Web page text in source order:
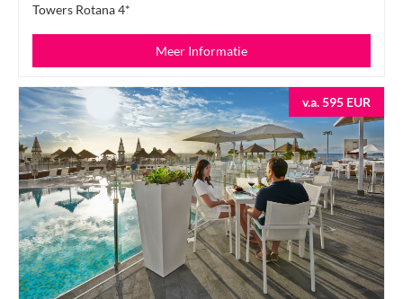
Towers Rotana 4*
Meer Informatie
v.a. 595 EUR